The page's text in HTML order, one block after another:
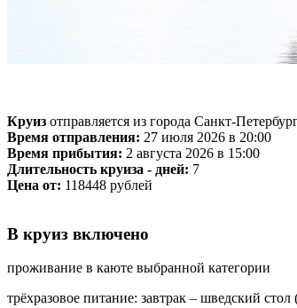
Круиз отправляется из города Санкт-
Время отправления: 27 июля 2026 в 20:00
Время прибытия: 2 августа 2026 в 15:00
Длительность круиза - дней: 7
Цена от: 118448 рублей
В круиз включено
проживание в каюте выбранной категории
трёхразовое питание: завтрак – шведский